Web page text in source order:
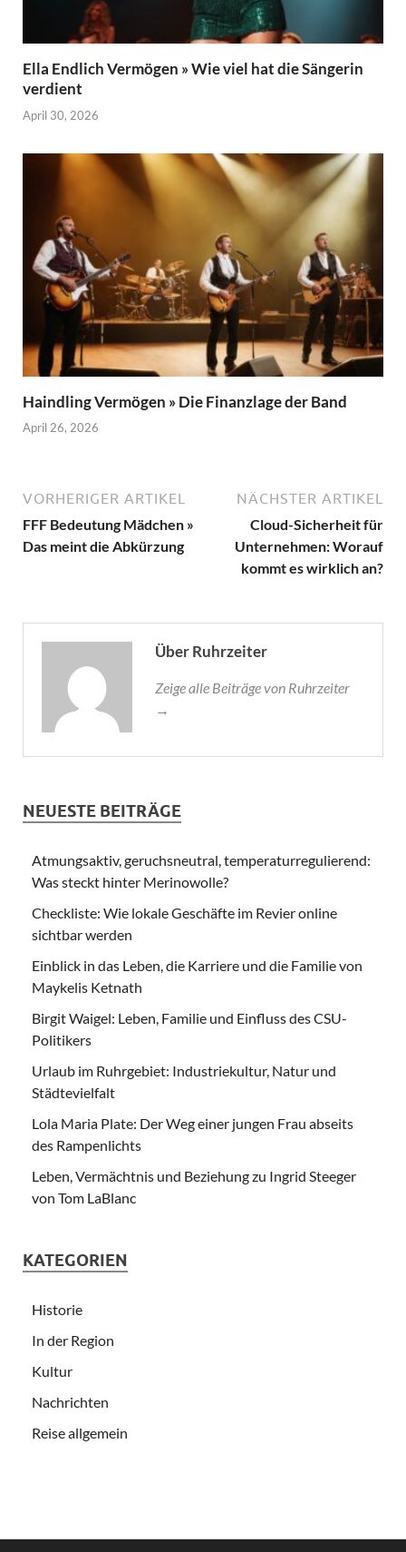
Ella Endlich Vermögen » Wie viel hat die Sängerin
verdient
April 30, 2026
Haindling Vermögen » Die Finanzlage der Band
April 26, 2026
VORHERIGER ARTIKEL
FFF Bedeutung Mädchen »
Das meint die Abkürzung
NÄCHSTER ARTIKEL
Cloud-Sicherheit für
Unternehmen: Worauf
kommt es wirklich an?
Über Ruhrzeiter
Zeige alle Beiträge von Ruhrzeiter
→
NEUESTE BEITRÄGE
Atmungsaktiv, geruchsneutral, temperaturregulierend:
Was steckt hinter Merinowolle?
Checkliste: Wie lokale Geschäfte im Revier online
sichtbar werden
Einblick in das Leben, die Karriere und die Familie von
Maykelis Ketnath
Birgit Waigel: Leben, Familie und Einfluss des CSU-
Politikers
Urlaub im Ruhrgebiet: Industriekultur, Natur und
Städtevielfalt
Lola Maria Plate: Der Weg einer jungen Frau abseits
des Rampenlichts
Leben, Vermächtnis und Beziehung zu Ingrid Steeger
von Tom LaBlanc
KATEGORIEN
Historie
In der Region
Kultur
Nachrichten
Reise allgemein